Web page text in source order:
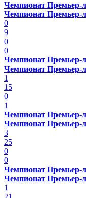
Чемпионат
Чемпионат
0
9
0
0
Чемпионат
Чемпионат
1
15
0
1
Чемпионат
Чемпионат
3
25
0
0
Чемпионат
Чемпионат
1